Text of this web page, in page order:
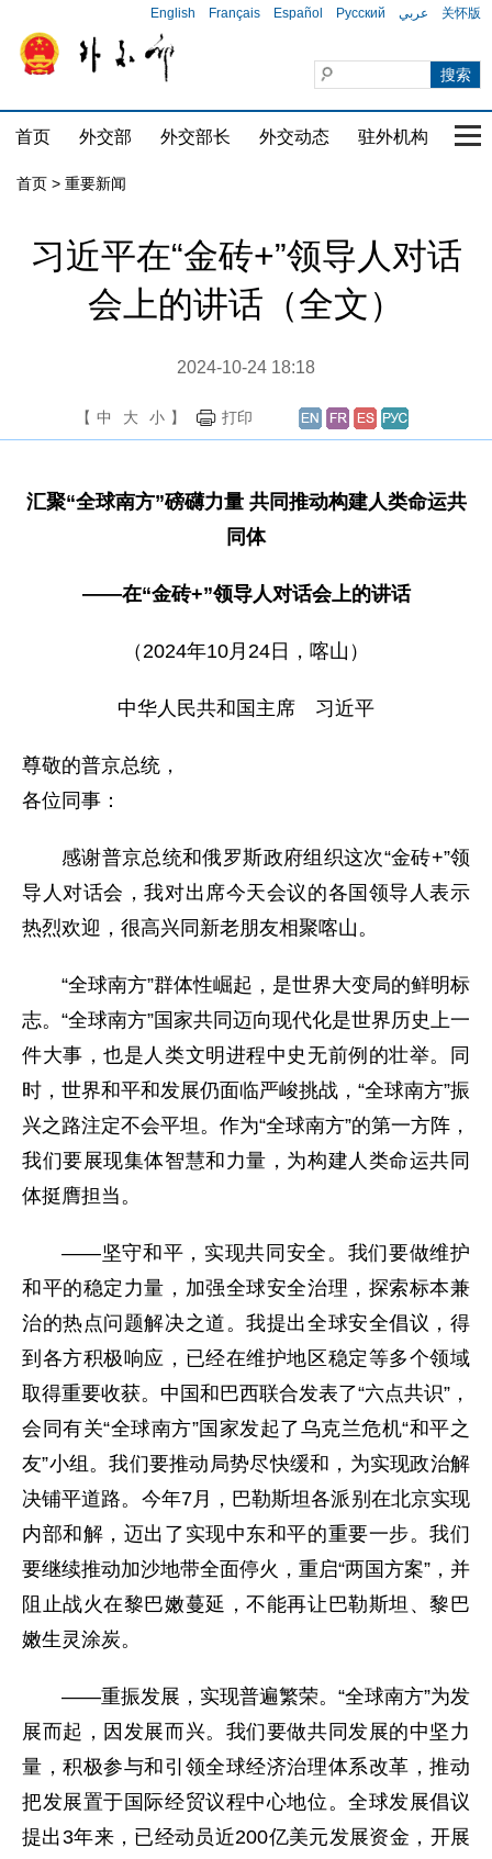
English Français Español Русский عربي 关怀版
首页 外交部 外交部长 外交动态 驻外机构 国
首页 > 重要新闻
习近平在“金砖+”领导人对话
会上的讲话（全文）
2024-10-24 18:18
【 中 大 小 】 打印
汇聚“全球南方”磅礴力量 共同推动构建人类命运共
同体
——在“金砖+”领导人对话会上的讲话
（2024年10月24日，喀山）
中华人民共和国主席 习近平
尊敬的普京总统，
各位同事：
感谢普京总统和俄罗斯政府组织这次“金砖+”领
导人对话会，我对出席今天会议的各国领导人表示
热烈欢迎，很高兴同新老朋友相聚喀山。
“全球南方”群体性崛起，是世界大变局的鲜明标
志。“全球南方”国家共同迈向现代化是世界历史上一
件大事，也是人类文明进程中史无前例的壮举。同
时，世界和平和发展仍面临严峻挑战，“全球南方”振
兴之路注定不会平坦。作为“全球南方”的第一方阵，
我们要展现集体智慧和力量，为构建人类命运共同
体挺膺担当。
——坚守和平，实现共同安全。我们要做维护
和平的稳定力量，加强全球安全治理，探索标本兼
治的热点问题解决之道。我提出全球安全倡议，得
到各方积极响应，已经在维护地区稳定等多个领域
取得重要收获。中国和巴西联合发表了“六点共识”，
会同有关“全球南方”国家发起了乌克兰危机“和平之
友”小组。我们要推动局势尽快缓和，为实现政治解
决铺平道路。今年7月，巴勒斯坦各派别在北京实现
内部和解，迈出了实现中东和平的重要一步。我们
要继续推动加沙地带全面停火，重启“两国方案”，并
阻止战火在黎巴嫩蔓延，不能再让巴勒斯坦、黎巴
嫩生灵涂炭。
——重振发展，实现普遍繁荣。“全球南方”为发
展而起，因发展而兴。我们要做共同发展的中坚力
量，积极参与和引领全球经济治理体系改革，推动
把发展置于国际经贸议程中心地位。全球发展倡议
提出3年来，已经动员近200亿美元发展资金，开展